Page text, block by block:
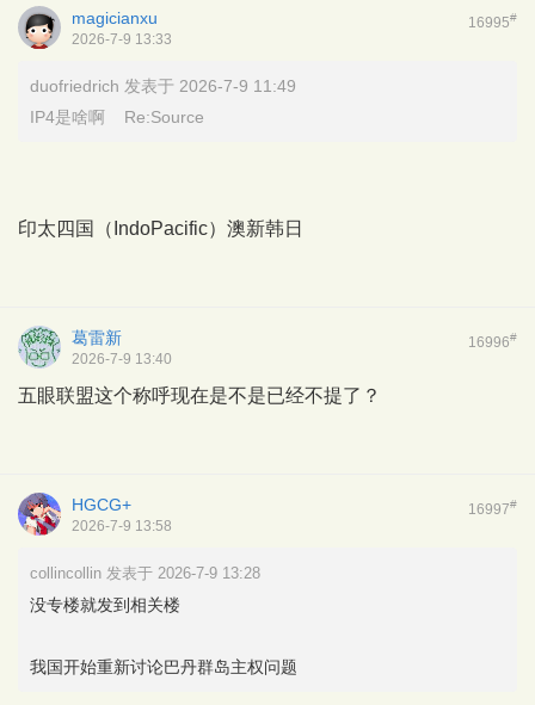
16995#
magicianxu
2026-7-9 13:33
duofriedrich 发表于 2026-7-9 11:49
IP4是啥啊 Re:Source
印太四国（IndoPacific）澳新韩日
16996#
葛雷新
2026-7-9 13:40
五眼联盟这个称呼现在是不是已经不提了？
16997#
HGCG+
2026-7-9 13:58
collincollin 发表于 2026-7-9 13:28
没专楼就发到相关楼
我国开始重新讨论巴丹群岛主权问题